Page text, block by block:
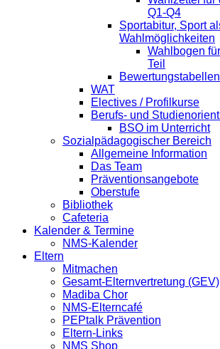
Q1-Q4
Sportabitur, Sport
Wahlmöglichkeiten
Wahlbogen
Teil
Bewertungstabellen
WAT
Electives / Profilkurse
Berufs- und
BSO im Unterricht
Sozialpädagogischer Bereich
Allgemeine Information
Das Team
Präventionsangebote
Oberstufe
Bibliothek
Cafeteria
Kalender & Termine
NMS-Kalender
Eltern
Mitmachen
Gesamt-Elternvertretung (GEV)
Madiba Chor
NMS-Elterncafé
PEPtalk Prävention
Eltern-Links
NMS Shop